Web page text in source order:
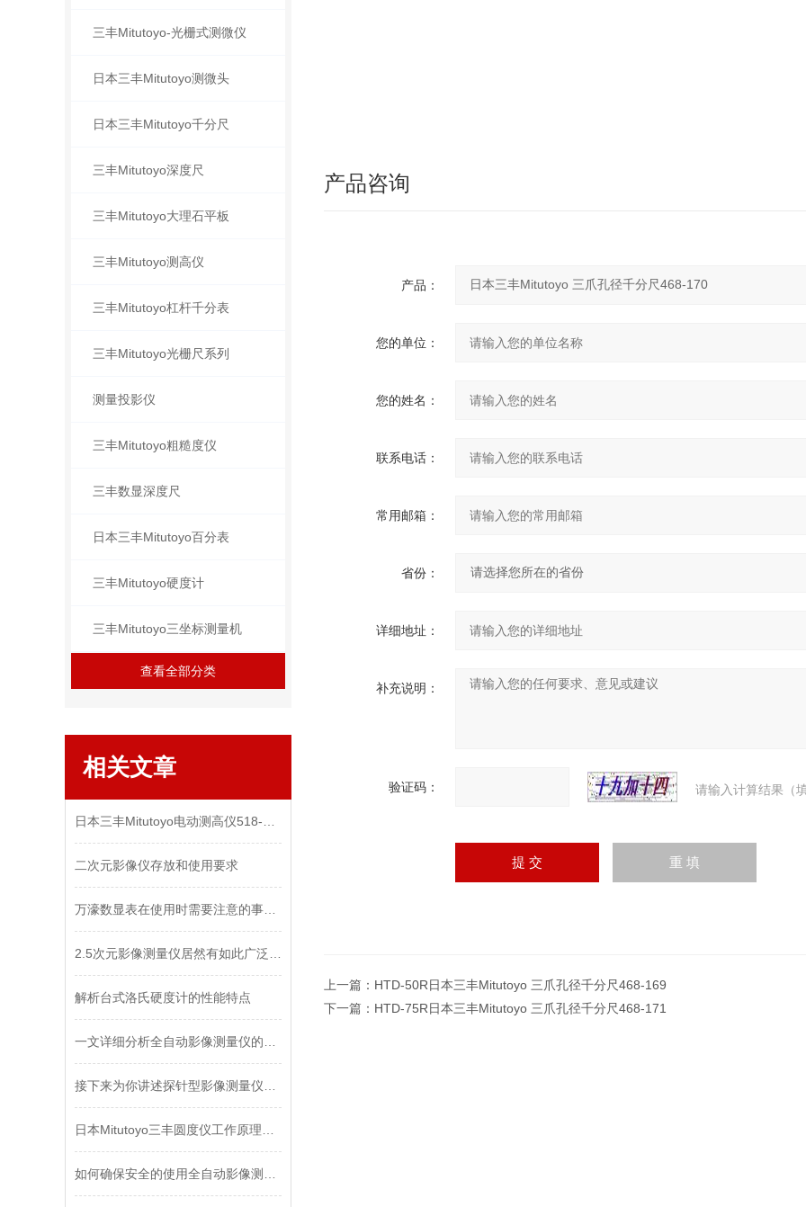
三丰Mitutoyo-光栅式测微仪
日本三丰Mitutoyo测微头
日本三丰Mitutoyo千分尺
三丰Mitutoyo深度尺
三丰Mitutoyo大理石平板
三丰Mitutoyo测高仪
三丰Mitutoyo杠杆千分表
三丰Mitutoyo光栅尺系列
测量投影仪
三丰Mitutoyo粗糙度仪
三丰数显深度尺
日本三丰Mitutoyo百分表
三丰Mitutoyo硬度计
三丰Mitutoyo三坐标测量机
查看全部分类
相关文章
二次元影像仪存放和使用要求
解析台式洛氏硬度计的性能特点
产品咨询
产品：
您的单位：
您的姓名：
联系电话：
常用邮箱：
省份：
详细地址：
补充说明：
验证码： 请输入计算结果（
上一篇： HTD-50R日本三丰Mitutoyo 三爪孔径千分尺468-169
下一篇： HTD-75R日本三丰Mitutoyo 三爪孔径千分尺468-171